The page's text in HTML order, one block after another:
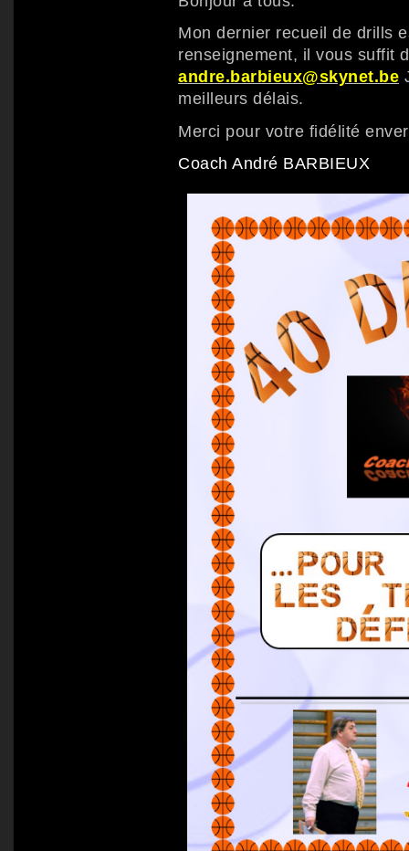
Mon dernier recueil de drills
renseignement, il vous suffit
andre.barbieux@skynet.be
meilleurs délais.
Merci pour votre fidélité
Coach André BARBIEUX